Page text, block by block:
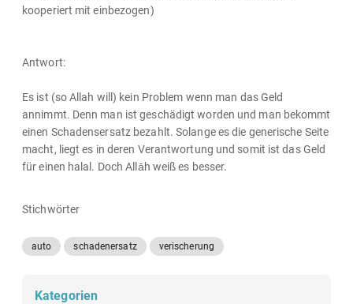
kooperiert mit einbezogen)
Antwort:
Es ist (so Allah will) kein Problem wenn man das Geld
annimmt. Denn man ist geschädigt worden und man bekommt
einen Schadensersatz bezahlt. Solange es die generische Seite
macht, liegt es in deren Verantwortung und somit ist das Geld
für einen halal. Doch Allāh weiß es besser.
Stichwörter
auto schadenersatz verischerung
Kategorien